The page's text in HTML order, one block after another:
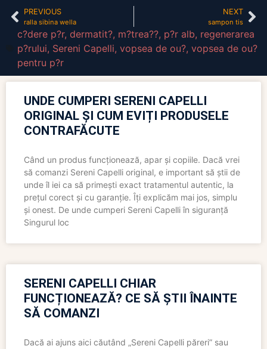
PREVIOUS
ralla sibina wella
NEXT
sampon tis
c?dere p?r, dermatit?, m?trea??, p?r alb, regenerarea
p?rului, Sereni Capelli, vopsea de ou?, vopsea de ou?
pentru p?r
UNDE CUMPERI SERENI CAPELLI
ORIGINAL ȘI CUM EVIȚI PRODUSELE
CONTRAFĂCUTE
Când un produs funcționează, apar și copiile. Dacă vrei
să comanzi Sereni Capelli original, e important să știi de
unde îl iei ca să primești exact tratamentul autentic, la
prețul corect și cu garanție. Îți explicăm mai jos, simplu
și onest. De unde cumperi Sereni Capelli în siguranță
Singurul loc
SERENI CAPELLI CHIAR
FUNCȚIONEAZĂ? CE SĂ ȘTII ÎNAINTE
SĂ COMANZI
Dacă ai ajuns aici căutând „Sereni Capelli păreri” sau